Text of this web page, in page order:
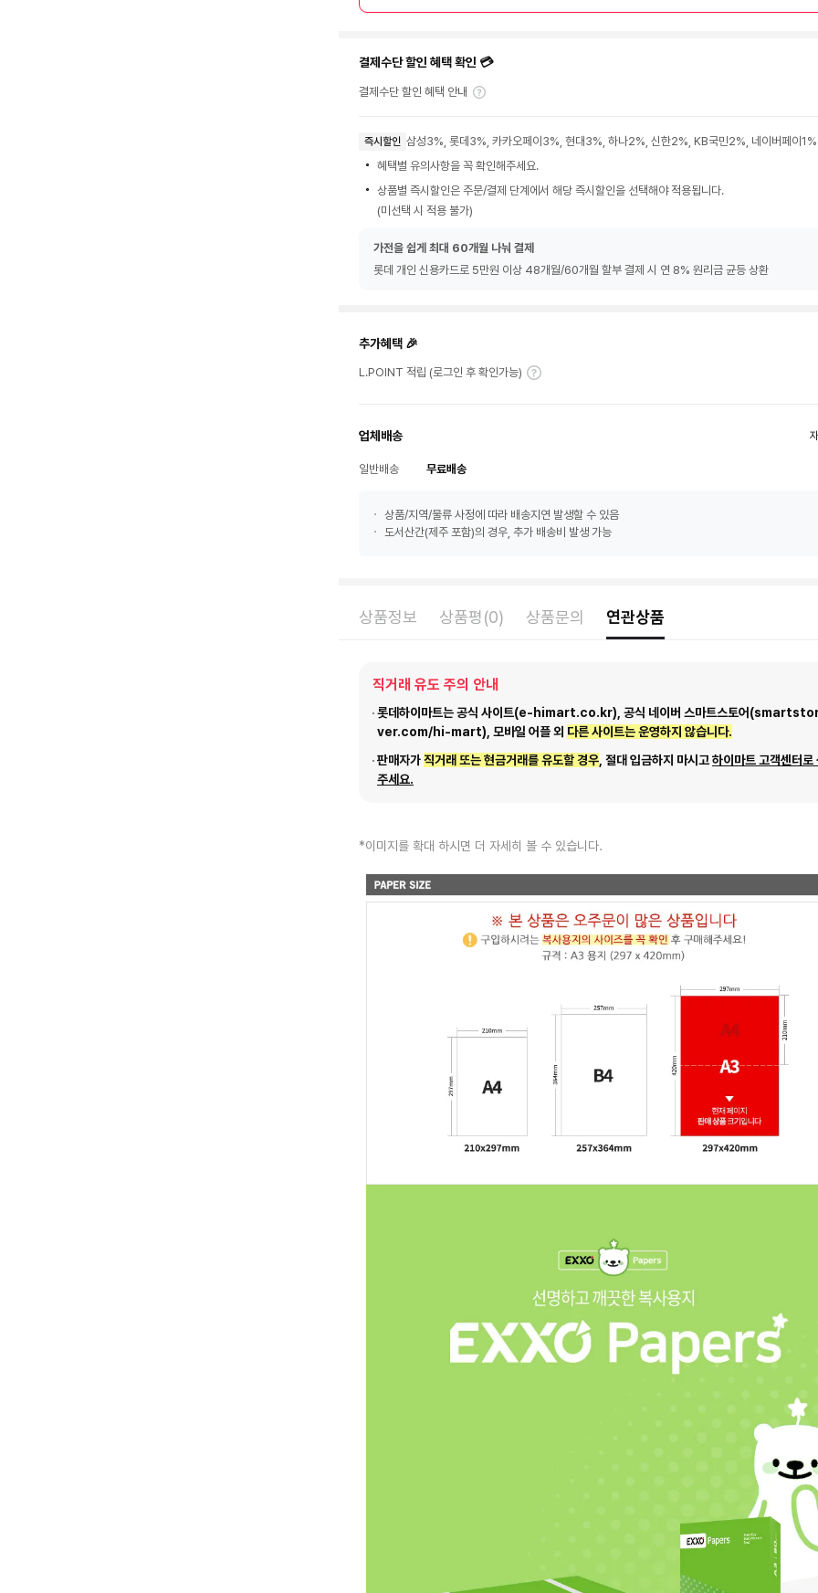
결제수단 할인 혜택 확인 💳
결제수단 할인 혜택 안내
즉시할인 삼성3%, 롯데3%, 카카오페이3%, 현대3%, 하나2%, 신한2%, KB국민2%, 네이버페이1%
혜택별 유의사항을 꼭 확인해주세요.
상품별 즉시할인은 주문/결제 단계에서 해당 즉시할인을 선택해야 적용됩니다.
(미선택 시 적용 불가)
가전을 쉽게 최대 60개월 나눠 결제
롯데 개인 신용카드로 5만원 이상 48개월/60개월 할부 결제 시 연 8% 원리금 균등 상환
추가혜택 🎉
L.POINT 적립 (로그인 후 확인가능)
업체배송
일반배송 무료배송
상품/지역/물류 사정에 따라 배송지연 발생할 수 있음
도서산간(제주 포함)의 경우, 추가 배송비 발생 가능
상품정보 상품평(0) 상품문의 연관상품
직거래 유도 주의 안내
롯데하이마트는 공식 사이트(e-himart.co.kr), 공식 네이버 스마트스토어
ver.com/hi-mart), 모바일 어플 외 다른 사이트는 운영하지 않습니다.
판매자가직거래 또는 현금거래를 유도할 경우 , 절대 입금하지 마시고하이마트 고객센터로
주세요.
*이미지를 확대 하시면 더 자세히 볼 수 있습니다.